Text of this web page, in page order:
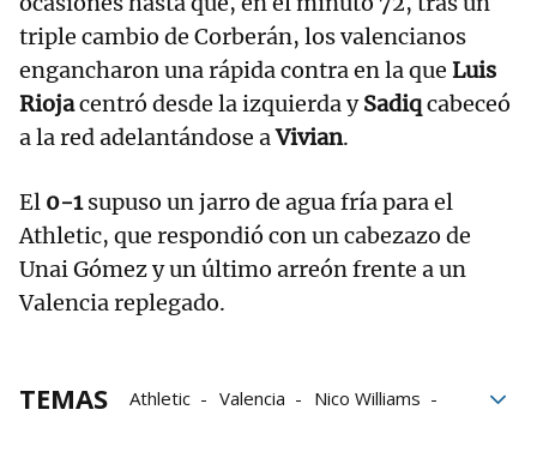
triple cambio de Corberán, los valencianos
engancharon una rápida contra en la que Luis
Riojacentró desde la izquierda ySadiqcabeceó
a la red adelantándose aVivian.
El 0-1supuso un jarro de agua fría para el
Athletic, que respondió con un cabezazo de
Unai Gómez y un último arreón frente a un
Valencia replegado.
TEMAS Athletic Valencia
Nico Williams